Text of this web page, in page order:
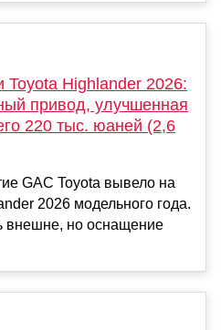
Toyota Highlander 2026:
привод, улучшенная
220 тыс. юаней (2,6
GAC Toyota вывело на
2026 модельного года.
внешне, но оснащение